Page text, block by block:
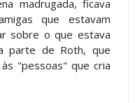
madrugada, ficava
que estavam
sobre o que estava
parte de Roth, que
"pessoas" que cria